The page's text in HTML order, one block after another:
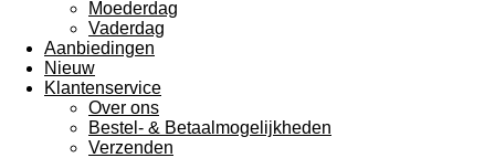
Moederdag
Vaderdag
Aanbiedingen
Nieuw
Klantenservice
Over ons
Bestel- & Betaalmogelijkheden
Verzenden